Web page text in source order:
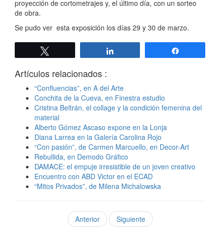
proyección de cortometrajes y, el último día, con un sorteo
de obra.
Se pudo ver esta exposición los días 29 y 30 de marzo.
Artículos relacionados :
“Confluencias”, en A del Arte
Conchita de la Cueva, en Finestra estudio
Cristina Beltrán, el collage y la condición femenina del
material
Alberto Gómez Ascaso expone en la Lonja
Diana Larrea en la Galería Carolina Rojo
“Con pasión”, de Carmen Marcuello, en Decor-Art
Rebullida, en Demodo Gráfico
DAMACE: el empuje irresistible de un joven creativo
Encuentro con ABD Victor en el ECAD
“Mitos Privados”, de Milena Michalowska
Anterior Siguiente